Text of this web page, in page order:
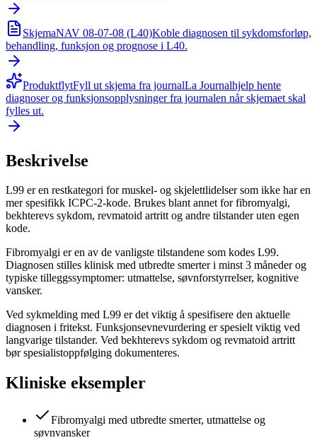
SkjemaNAV 08-07-08 (L40)Koble diagnosen til sykdomsforløp,
behandling, funksjon og prognose i L40.
ProduktflytFyll ut skjema fra journalLa Journalhjelp hente
diagnoser og funksjonsopplysninger fra journalen når skjemaet skal
fylles ut.
Beskrivelse
L99 er en restkategori for muskel- og skjelettlidelser som ikke har en
mer spesifikk ICPC-2-kode. Brukes blant annet for fibromyalgi,
bekhterevs sykdom, revmatoid artritt og andre tilstander uten egen
kode.
Fibromyalgi er en av de vanligste tilstandene som kodes L99.
Diagnosen stilles klinisk med utbredte smerter i minst 3 måneder og
typiske tilleggssymptomer: utmattelse, søvnforstyrrelser, kognitive
vansker.
Ved sykmelding med L99 er det viktig å spesifisere den aktuelle
diagnosen i fritekst. Funksjonsevnevurdering er spesielt viktig ved
langvarige tilstander. Ved bekhterevs sykdom og revmatoid artritt
bør spesialistoppfølging dokumenteres.
Kliniske eksempler
Fibromyalgi med utbredte smerter, utmattelse og
søvnvansker